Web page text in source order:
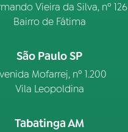
Vieira da Silva, nº 126
Bairro de Fátima
São Paulo SP
Mofarrej, nº 1.200
Vila Leopoldina
Tabatinga AM